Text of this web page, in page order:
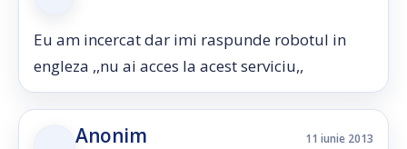
Eu am incercat dar imi raspunde robotul in
engleza ,,nu ai acces la acest serviciu,,
Anonim 11 iunie 2013